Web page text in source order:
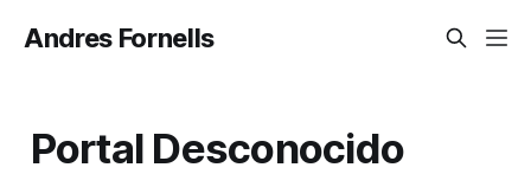
Andres Fornells
Portal Desconocido